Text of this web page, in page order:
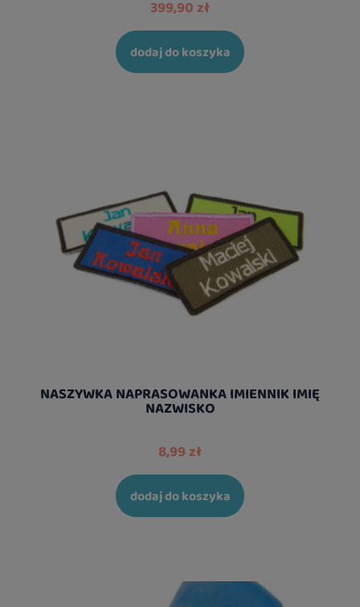
399,90 zł
dodaj do koszyka
NASZYWKA NAPRASOWANKA IMIENNIK IMIĘ
NAZWISKO
8,99 zł
dodaj do koszyka